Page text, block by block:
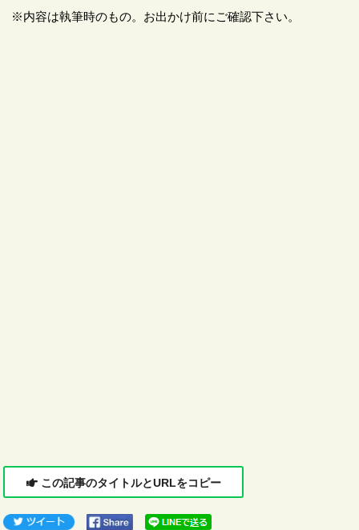
※内容は執筆時のもの。お出かけ前にご確認下さい。
この記事のタイトルとURLをコピー